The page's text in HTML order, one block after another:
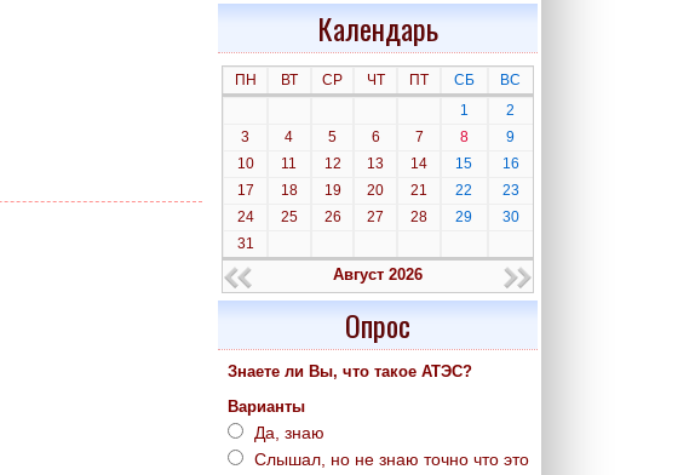
Календарь
ПН ВТ СР ЧТ ПТ СБ
ВС
1
2
3
4 5 6 7 8
9
10
11 12 13 14 15
16
17
18 19 20 21 22
23
24
25 26 27 28 29
30
31
Август 2026
Опрос
Знаете ли Вы, что такое АТЭС?
Варианты
Да, знаю
Слышал, но не знаю точно что это